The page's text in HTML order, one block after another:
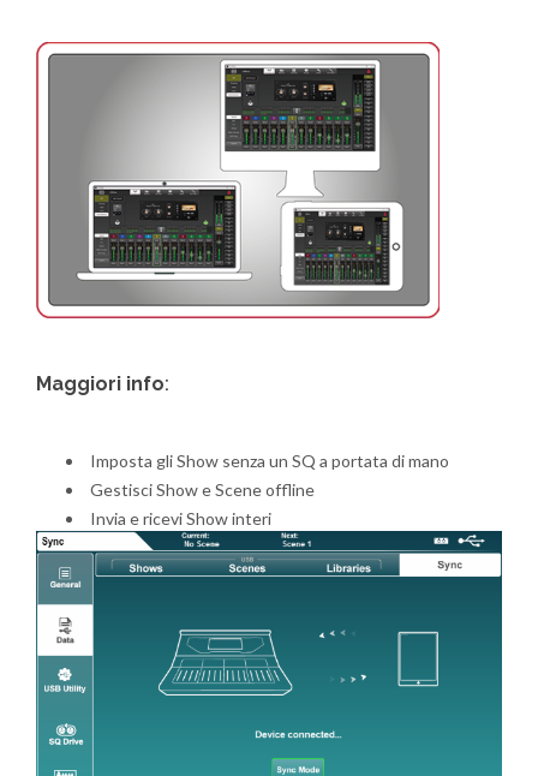
Maggiori info:
Imposta gli Show senza un SQ a portata di mano
Gestisci Show e Scene offline
Invia e ricevi Show interi